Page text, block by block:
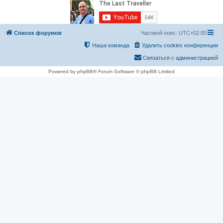
Список форумов Часовой пояс: UTC+02:00
Удалить cookies конференции
Наша команда
Связаться с администрацией
Powered by phpBB® Forum Software © phpBB Limited